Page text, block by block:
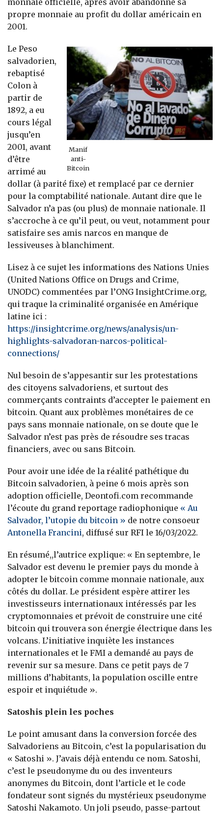
propre monnaie au profit du dollar américain en
2001.
Manif
anti-
Bitcoin
Le Peso
salvadorien,
rebaptisé
Colon à
partir de
1892, a eu
cours légal
jusqu’en
2001, avant
d’être
arrimé au
dollar (à parité fixe) et remplacé par ce dernier
pour la comptabilité nationale. Autant dire que le
Salvador n’a pas (ou plus) de monnaie nationale. Il
s’accroche à ce qu’il peut, ou veut, notamment pour
satisfaire ses amis narcos en manque de
lessiveuses à blanchiment.
Lisez à ce sujet les informations des Nations Unies
(United Nations Office on Drugs and Crime,
UNODC) commentées par l’ONG InsightCrime.org,
qui traque la criminalité organisée en Amérique
latine ici :
https://insightcrime.org/news/analysis/un-
highlights-salvadoran-narcos-political-
connections/
Nul besoin de s’appesantir sur les protestations
des citoyens salvadoriens, et surtout des
commerçants contraints d’accepter le paiement en
bitcoin. Quant aux problèmes monétaires de ce
pays sans monnaie nationale, on se doute que le
Salvador n’est pas près de résoudre ses tracas
financiers, avec ou sans Bitcoin.
Pour avoir une idée de la réalité pathétique du
Bitcoin salvadorien, à peine 6 mois après son
adoption officielle, Deontofi.com recommande
l’écoute du grand reportage radiophonique « Au
Salvador, l’utopie du bitcoin » de notre consoeur
Antonella Francini, diffusé sur RFI le 16/03/2022.
En résumé,,l’autrice explique: « En septembre, le
Salvador est devenu le premier pays du monde à
adopter le bitcoin comme monnaie nationale, aux
côtés du dollar. Le président espère attirer les
investisseurs internationaux intéressés par les
cryptomonnaies et prévoit de construire une cité
bitcoin qui trouvera son énergie électrique dans les
volcans. L’initiative inquiète les instances
internationales et le FMI a demandé au pays de
revenir sur sa mesure. Dans ce petit pays de 7
millions d’habitants, la population oscille entre
espoir et inquiétude ».
Satoshis plein les poches
Le point amusant dans la conversion forcée des
Salvadoriens au Bitcoin, c’est la popularisation du
« Satoshi ». J’avais déjà entendu ce nom. Satoshi,
c’est le pseudonyme du ou des inventeurs
anonymes du Bitcoin, dont l’article et le code
fondateur sont signés du mystérieux pseudonyme
Satoshi Nakamoto. Un joli pseudo, passe-partout